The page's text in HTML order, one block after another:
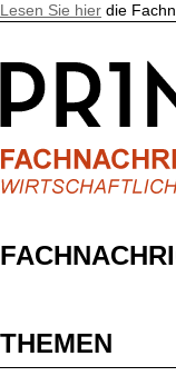
Lesen Sie hier die
THEMEN